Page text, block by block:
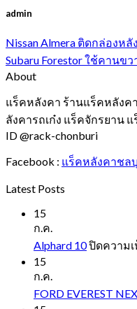
admin
Nissan Almera ติดกล่องหลั
Subaru Forestor ใช้คานข
About
แร็คหลังคา ร้านแร็คหลังค
ลังคารถเก๋ง แร็คจักรยาน
ID @rack-chonburi
Facebook : แร็คหลังคาชล
Latest Posts
15
ก.ค.
Alphard 10ปิดความ
15
ก.ค.
FORD EVEREST